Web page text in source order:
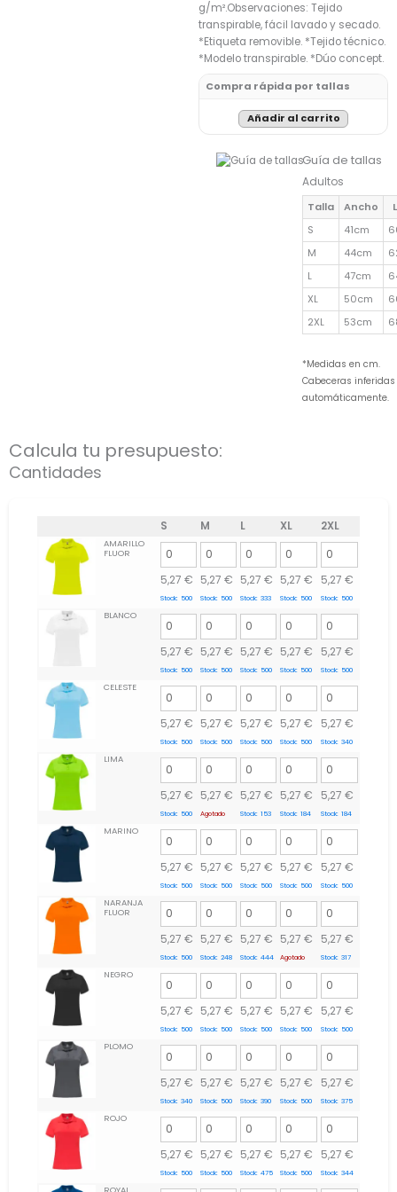
g/m².Observaciones: Tejido
transpirable, fácil lavado y secado.
*Etiqueta removible. *Tejido técnico.
*Modelo transpirable. *Dúo concept.
Compra rápida por tallas
Añadir al carrito
Guía de tallas
Adultos
Talla Ancho
S
41cm
M
44cm
L
47cm
XL
50cm
2XL
53cm
*Medidas en cm.
Cabeceras inferidas
automáticamente.
Calcula tu presupuesto:
Cantidades
S M L XL 2XL
AMARILLO
FLUOR
5,27 €
Stock: 500
5,27 €
Stock: 500
5,27 €
Stock: 333
5,27 €
Stock: 500
5,27 €
Stock: 500
BLANCO
5,27 €
Stock: 500
5,27 €
Stock: 500
5,27 €
Stock: 500
5,27 €
Stock: 500
5,27 €
Stock: 500
CELESTE
5,27 €
Stock: 500
5,27 €
Stock: 500
5,27 €
Stock: 500
5,27 €
Stock: 500
5,27 €
Stock: 340
LIMA
5,27 €
Stock: 500
5,27 €
Agotado
5,27 €
Stock: 153
5,27 €
Stock: 184
5,27 €
Stock: 184
MARINO
5,27 €
Stock: 500
5,27 €
Stock: 500
5,27 €
Stock: 500
5,27 €
Stock: 500
5,27 €
Stock: 500
NARANJA
FLUOR
5,27 €
Stock: 500
5,27 €
Stock: 248
5,27 €
Stock: 444
5,27 €
Agotado
5,27 €
Stock: 317
NEGRO
5,27 €
Stock: 500
5,27 €
Stock: 500
5,27 €
Stock: 500
5,27 €
Stock: 500
5,27 €
Stock: 500
PLOMO
5,27 €
Stock: 340
5,27 €
Stock: 500
5,27 €
Stock: 390
5,27 €
Stock: 500
5,27 €
Stock: 375
ROJO
5,27 €
Stock: 500
5,27 €
Stock: 500
5,27 €
Stock: 475
5,27 €
Stock: 500
5,27 €
Stock: 344